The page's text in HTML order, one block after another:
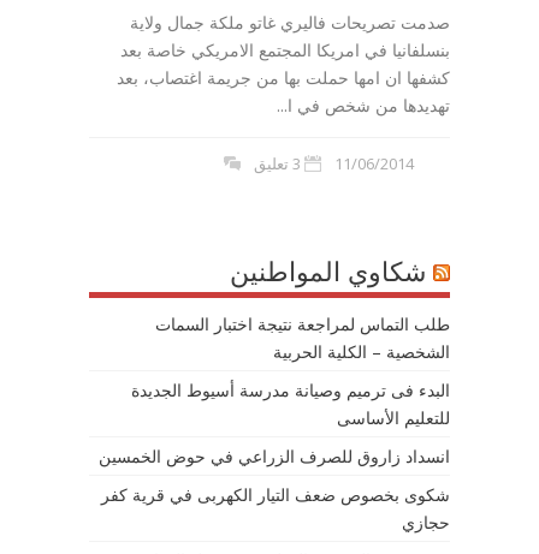
صدمت تصريحات فاليري غاتو ملكة جمال ولاية
بنسلفانيا في امريكا المجتمع الامريكي خاصة بعد
كشفها ان امها حملت بها من جريمة اغتصاب، بعد
تهديدها من شخص في ا...
11/06/2014 3 تعليق
شكاوي المواطنين
طلب التماس لمراجعة نتيجة اختبار السمات
الشخصية – الكلية الحربية
البدء فى ترميم وصيانة مدرسة أسيوط الجديدة
للتعليم الأساسى
انسداد زاروق للصرف الزراعي في حوض الخمسين
شكوى بخصوص ضعف التيار الكهربى في قرية كفر
حجازي